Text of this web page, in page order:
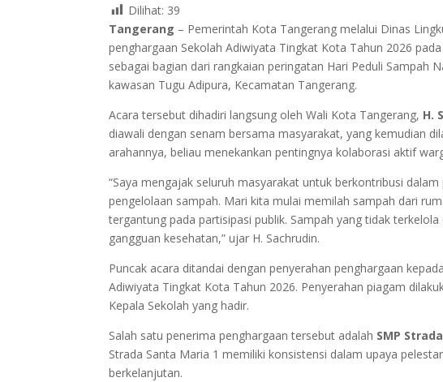
Dilihat: 39
Tangerang – Pemerintah Kota Tangerang melalui Dinas
penghargaan Sekolah Adiwiyata Tingkat Kota Tahun 2026
sebagai bagian dari rangkaian peringatan Hari Peduli Sampah
kawasan Tugu Adipura, Kecamatan Tangerang.
Acara tersebut dihadiri langsung oleh Wali Kota Tangerang, H.
diawali dengan senam bersama masyarakat, yang kemudian
arahannya, beliau menekankan pentingnya kolaborasi aktif
“Saya mengajak seluruh masyarakat untuk berkontribusi
pengelolaan sampah. Mari kita mulai memilah sampah dari
tergantung pada partisipasi publik. Sampah yang tidak
gangguan kesehatan,” ujar H. Sachrudin.
Puncak acara ditandai dengan penyerahan penghargaan
Adiwiyata Tingkat Kota Tahun 2026. Penyerahan piagam
Kepala Sekolah yang hadir.
Salah satu penerima penghargaan tersebut adalah SMP
Strada Santa Maria 1 memiliki konsistensi dalam upaya
berkelanjutan.